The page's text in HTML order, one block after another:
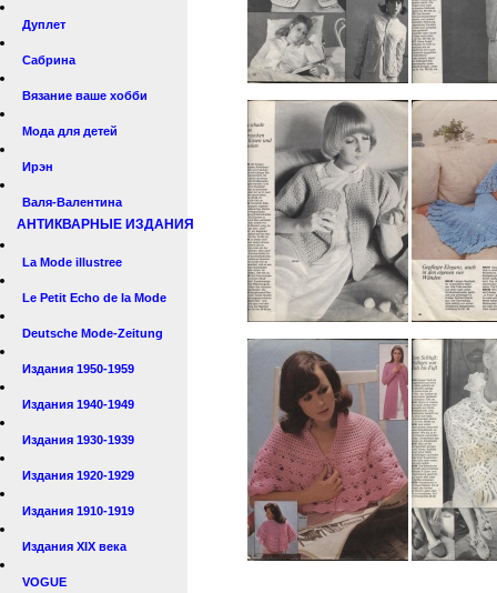
Дуплет
Сабрина
Вязание ваше хобби
Мода для детей
Ирэн
Валя-Валентина
АНТИКВАРНЫЕ ИЗДАНИЯ
La Mode illustree
Le Petit Echo de la Mode
Deutsche Mode-Zeitung
Издания 1950-1959
Издания 1940-1949
Издания 1930-1939
Издания 1920-1929
Издания 1910-1919
Издания XIX века
VOGUE